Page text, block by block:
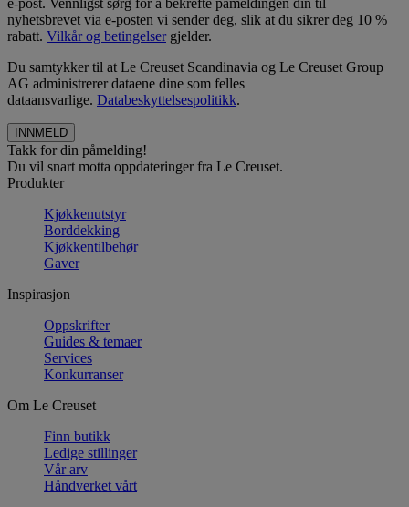
nyhetsbrevet via e-posten vi sender deg, slik at du sikrer deg 10 %
rabatt. Vilkår og betingelsergjelder.
Du samtykker til at Le Creuset Scandinavia og Le Creuset Group
AG administrerer dataene dine som felles
dataansvarlige. Databeskyttelsespolitikk.
Takk for din påmelding!
Du vil snart motta oppdateringer fra Le Creuset.
Produkter
Kjøkkenutstyr
Borddekking
Kjøkkentilbehør
Gaver
Inspirasjon
Oppskrifter
Guides & temaer
Services
Konkurranser
Om Le Creuset
Finn butikk
Ledige stillinger
Vår arv
Håndverket vårt